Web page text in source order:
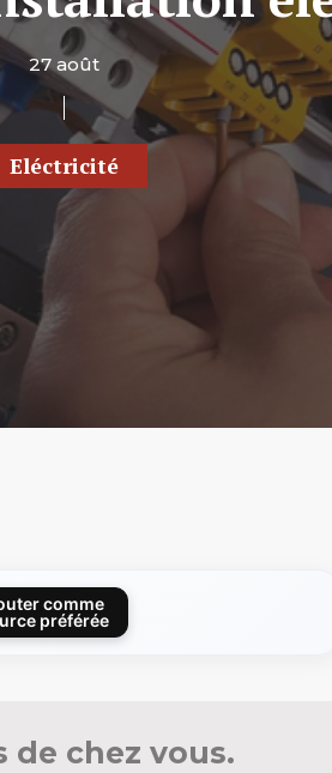
27 août
Eléctricité
comme
préférée
de chez vous.